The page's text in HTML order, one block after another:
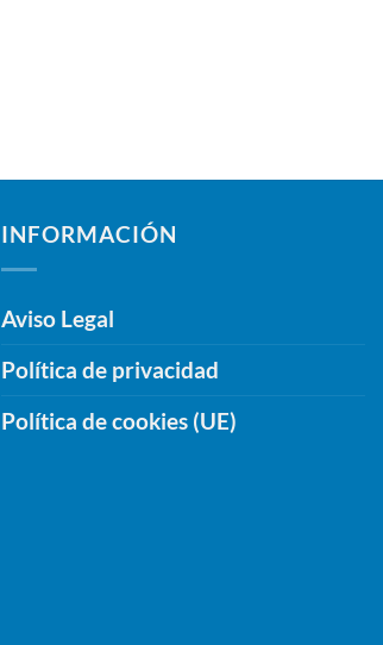
INFORMACIÓN
Aviso Legal
Política de privacidad
Política de cookies (UE)